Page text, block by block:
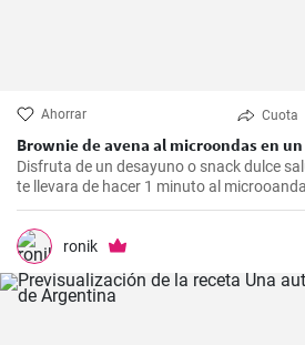
Ahorrar Cuota
Brownie de avena al microondas en
Disfruta de un desayuno o snack dulce
te llevara de hacer 1 minuto al
ronik